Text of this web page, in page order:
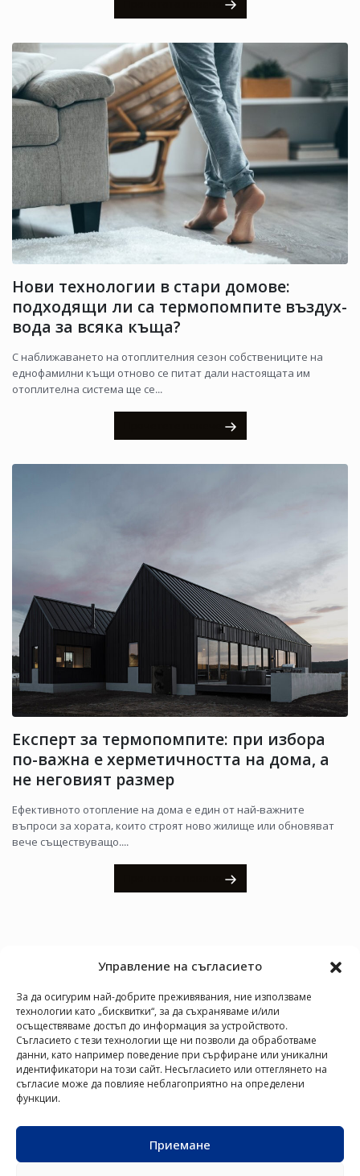
Управление на съгласието
За да осигурим най-добрите преживявания, ние използваме
технологии като „бисквитки“, за да съхраняваме и/или
осъществяваме достъп до информация за устройството.
Съгласието с тези технологии ще ни позволи да обработваме
данни, като например поведение при сърфиране или уникални
идентификатори на този сайт. Несъгласието или оттеглянето на
съгласие може да повлияе неблагоприятно на определени
функции.
Приемане
Нови технологии в стари домове:
подходящи ли са термопомпите въздух-
вода за всяка къща?
С наближаването на отоплителния сезон собствениците на
еднофамилни къщи отново се питат дали настоящата им
отоплителна система ще се...
Експерт за термопомпите: при избора
по-важна е херметичността на дома, а
не неговият размер
Ефективното отопление на дома е един от най-важните
въпроси за хората, които строят ново жилище или обновяват
вече съществуващо....
Новини
ВЪЗДУШНО-ВЕНТИЛАТОРНИПОЛЕЗНИ ВРЪЗКИ